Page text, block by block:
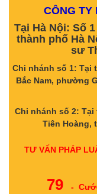
CÔNG TY
Tại Hà Nội: Số
thành phố Hà
sư
Chi nhánh số 1: Tại
Bắc Nam, phường
Chi nhánh số 2: Tại
Tiên Hoàng,
TƯ VẤN PHÁP
79 -